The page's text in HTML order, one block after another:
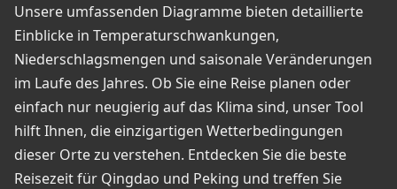
Unsere umfassenden Diagramme bieten detaillierte
Einblicke in Temperaturschwankungen,
Niederschlagsmengen und saisonale Veränderungen
im Laufe des Jahres. Ob Sie eine Reise planen oder
einfach nur neugierig auf das Klima sind, unser Tool
hilft Ihnen, die einzigartigen Wetterbedingungen
dieser Orte zu verstehen. Entdecken Sie die beste
Reisezeit für Qingdao und Peking und treffen Sie